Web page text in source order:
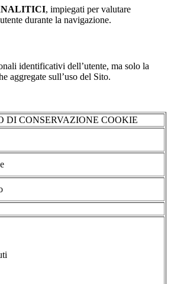
, impiegati per valutare
durante la navigazione.
identificativi dell’utente, ma solo la
aggregate sull’uso del Sito.
DI CONSERVAZIONE COOKIE